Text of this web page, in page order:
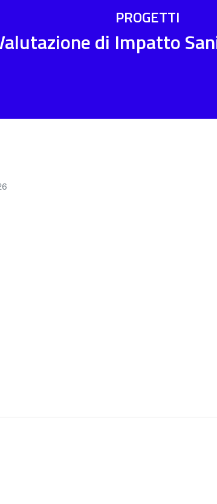
PROGETTI
di Impatto